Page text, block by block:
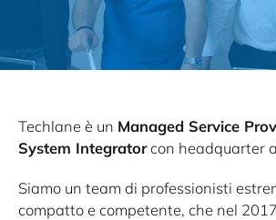
Techlane è un Managed Service
System Integratorcon headquarter
Siamo un team di professionisti
compatto e competente, che nel